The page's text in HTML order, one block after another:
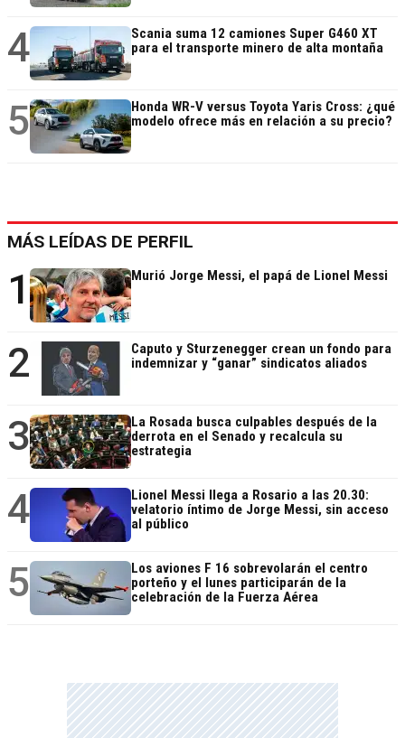
4
Scania suma 12 camiones Super G460 XT
para el transporte minero de alta montaña
5
Honda WR-V versus Toyota Yaris Cross: ¿qué
modelo ofrece más en relación a su precio?
MÁS LEÍDAS DE PERFIL
1 Murió Jorge Messi, el papá de Lionel Messi
2
Caputo y Sturzenegger crean un fondo para
indemnizar y “ganar” sindicatos aliados
3
La Rosada busca culpables después de la
derrota en el Senado y recalcula su
estrategia
4
Lionel Messi llega a Rosario a las 20.30:
velatorio íntimo de Jorge Messi, sin acceso
al público
5
Los aviones F 16 sobrevolarán el centro
porteño y el lunes participarán de la
celebración de la Fuerza Aérea